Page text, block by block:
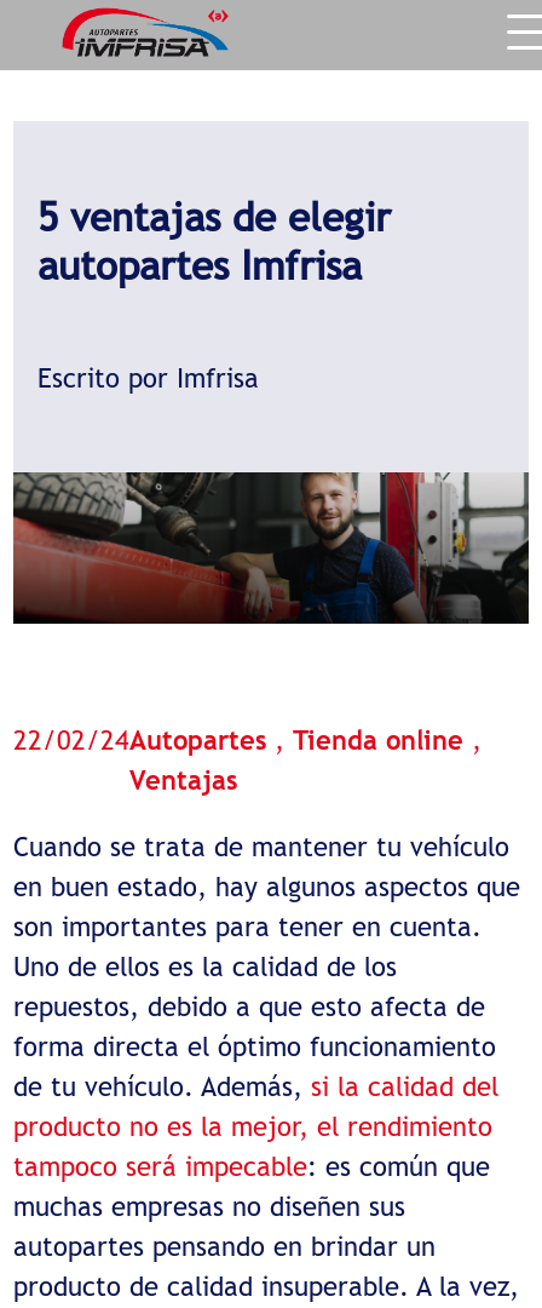
5 ventajas de elegir
autopartes Imfrisa
Escrito por Imfrisa
22/02/24Autopartes ,Tienda online ,
Ventajas
Cuando se trata de mantener tu vehículo
en buen estado, hay algunos aspectos que
son importantes para tener en cuenta.
Uno de ellos es la calidad de los
repuestos, debido a que esto afecta de
forma directa el óptimo funcionamiento
de tu vehículo. Además,si la calidad del
producto no es la mejor, el rendimiento
tampoco será impecable: es común que
muchas empresas no diseñen sus
autopartes pensando en brindar un
producto de calidad insuperable. A la vez,